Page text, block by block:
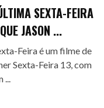
SEXTA-FEIRA
JASON ...
Feira é um filme de
Sexta-Feira 13, com